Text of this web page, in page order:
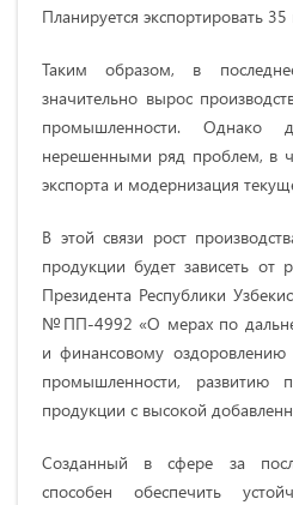
Планируется экспортировать
Таким образом, в
значительно вырос
промышленности.
нерешенными ряд проблем, в
экспорта и модернизация
В этой связи рост
продукции будет зависеть от
Президента Республики
№ПП-4992 «О мерах по
и финансовому оздоровлению
промышленности, развитию
продукции с высокой
Созданный в сфере за
способен обеспечить